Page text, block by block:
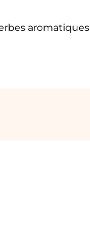
aromatiques